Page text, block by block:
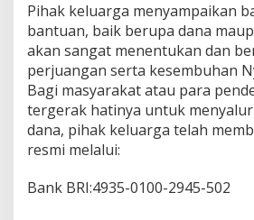
D
a
r
a
h
O
Pihak keluarga menyampaikan
bantuan, baik berupa dana
akan sangat menentukan dan
perjuangan serta kesembuhan
Bagi masyarakat atau para
tergerak hatinya untuk
dana, pihak keluarga telah
resmi melalui:
Bank BRI:4935-0100-2945-502